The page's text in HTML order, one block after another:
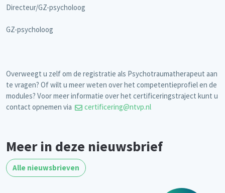
Directeur/GZ-psycholoog
GZ-psycholoog
Overweegt u zelf om de registratie als Psychotraumatherapeut aan
te vragen? Of wilt u meer weten over het competentieprofiel en de
modules? Voor meer informatie over het certificeringstraject kunt u
contact opnemen via
certificering@ntvp.nl
Meer in deze nieuwsbrief
Alle nieuwsbrieven